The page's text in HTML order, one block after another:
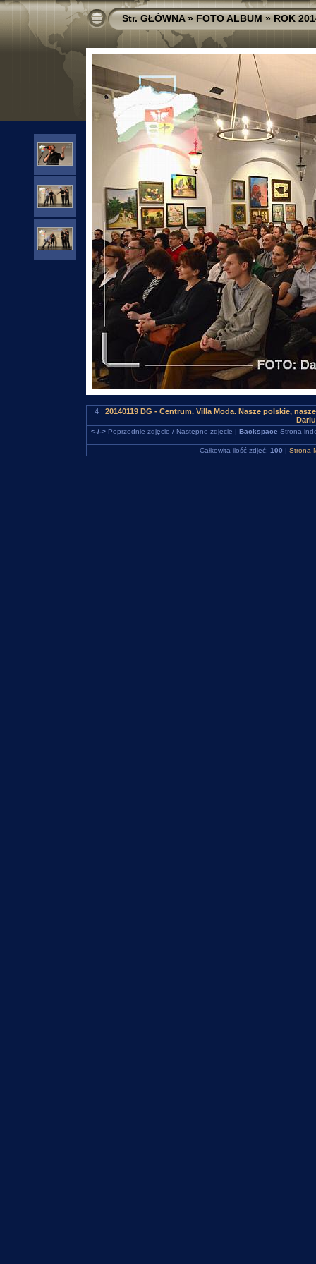
Str. GŁÓWNA»FOTO ALBUM»ROK
4 | 20140119 DG - Centrum. Villa Moda. Nasze polskie,
<-/->Poprzednie zdjęcie / Następne zdjęcie | Backspace Strona
Całkowita ilość zdjęć: 100 | Strona